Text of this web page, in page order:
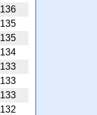
136
135
135
134
133
133
133
132